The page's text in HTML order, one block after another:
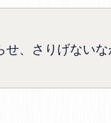
、さりげないな